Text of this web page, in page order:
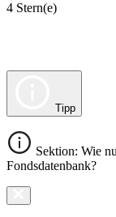
4 Stern(e)
Tipp
Sektion: Wie
Fondsdatenbank?